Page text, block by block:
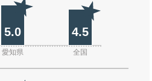
5.0 4.5
愛知県 全国